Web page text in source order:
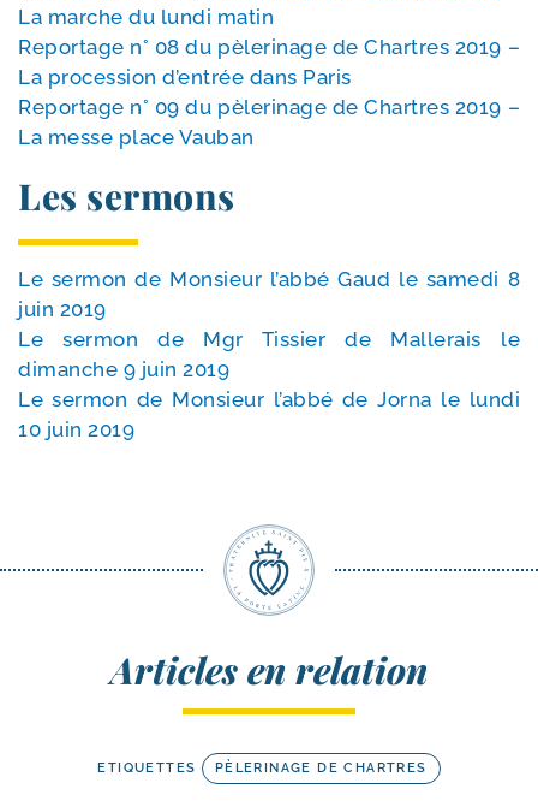
La marche du lun­di matin
Reportage n° 08 du pèle­ri­nage de Chartres 2019 –
La pro­ces­sion d’en­trée dans Paris
Reportage n° 09 du pèle­ri­nage de Chartres 2019 –
La messe place Vauban
Les sermons
Le ser­mon de Monsieur l’ab­bé Gaud le same­di 8
juin 2019
Le ser­mon de Mgr Tissier de Mallerais le
dimanche 9 juin 2019
Le ser­mon de Monsieur l’ab­bé de Jorna le lun­di
10 juin 2019
Articles en relation
ETIQUETTES PÈLERINAGE DE CHARTRES